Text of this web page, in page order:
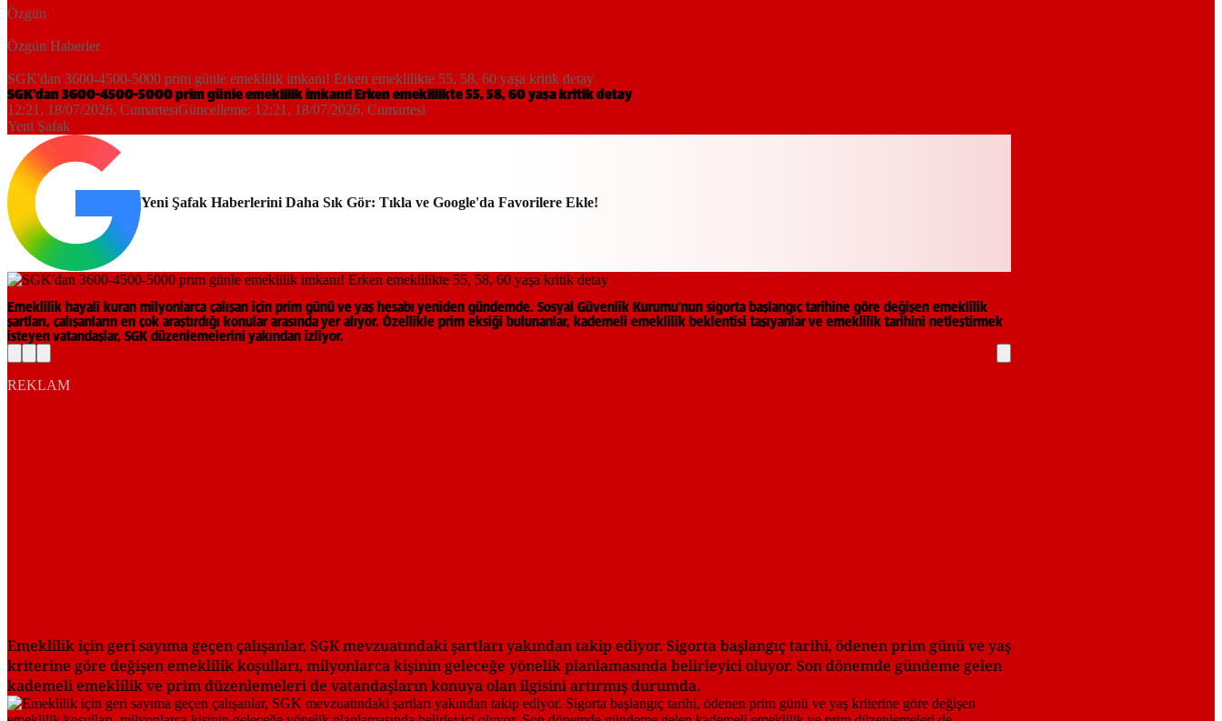
Özgün
Özgün Haberler
SGK'dan 3600-4500-5000 prim günle emeklilik imkanı! Erken emeklilikte 55, 58, 60 yaşa kritik detay
SGK'dan 3600-4500-5000 prim günle emeklilik imkanı! Erken emeklilikte 55, 58, 60 yaşa kritik detay
12:21, 18/07/2026, CumartesiGüncelleme: 12:21, 18/07/2026, Cumartesi
Yeni Şafak
Yeni Şafak Haberlerini Daha Sık Gör: Tıkla ve Google'da Favorilere Ekle!
Emeklilik hayali kuran milyonlarca çalışan için prim günü ve yaş hesabı yeniden gündemde. Sosyal Güvenlik Kurumu’nun sigorta başlangıç tarihine göre değişen emeklilik
şartları, çalışanların en çok araştırdığı konular arasında yer alıyor. Özellikle prim eksiği bulunanlar, kademeli emeklilik beklentisi taşıyanlar ve emeklilik tarihini netleştirmek
isteyen vatandaşlar, SGK düzenlemelerini yakından izliyor.
REKLAM
Emeklilik için geri sayıma geçen çalışanlar, SGK mevzuatındaki şartları yakından takip ediyor. Sigorta başlangıç tarihi, ödenen prim günü ve yaş
kriterine göre değişen emeklilik koşulları, milyonlarca kişinin geleceğe yönelik planlamasında belirleyici oluyor. Son dönemde gündeme gelen
kademeli emeklilik ve prim düzenlemeleri de vatandaşların konuya olan ilgisini artırmış durumda.